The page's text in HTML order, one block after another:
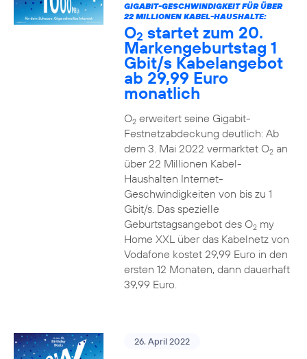
GIGABIT-GESCHWINDIGKEIT FÜR ÜBER
22 MILLIONEN KABEL-HAUSHALTE:
O2 startet zum 20.
Markengeburtstag 1
Gbit/s Kabelangebot
ab 29,99 Euro
monatlich
O2erweitert seine Gigabit-
Festnetzabdeckung deutlich: Ab
dem 3. Mai 2022 vermarktet O2an
über 22 Millionen Kabel-
Haushalten Internet-
Geschwindigkeiten von bis zu 1
Gbit/s. Das spezielle
Geburtstagsangebot des O2my
Home XXL über das Kabelnetz von
Vodafone kostet 29,99 Euro in den
ersten 12 Monaten, dann dauerhaft
39,99 Euro.
26. April 2022